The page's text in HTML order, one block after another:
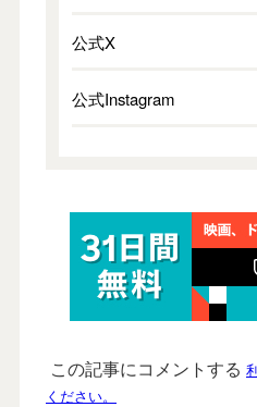
公式X
公式Instagram